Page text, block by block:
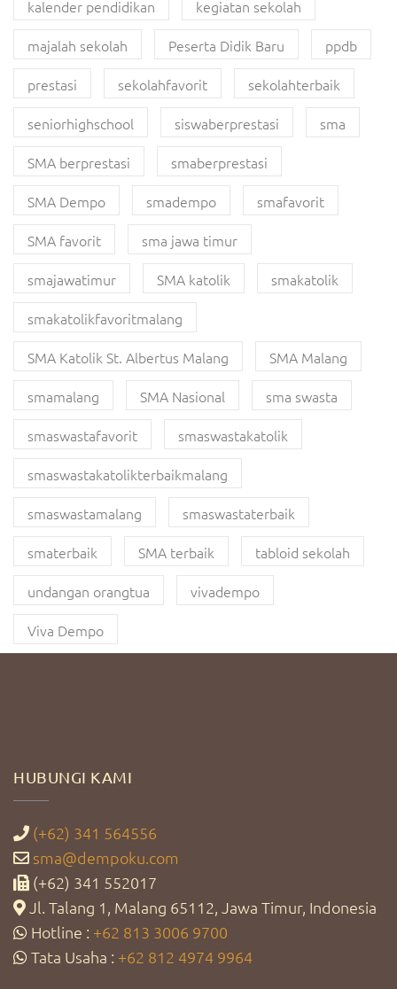
kalender pendidikan
kegiatan sekolah
majalah sekolah
Peserta Didik Baru
ppdb
prestasi
sekolahfavorit
sekolahterbaik
seniorhighschool
siswaberprestasi
sma
SMA berprestasi
smaberprestasi
SMA Dempo
smadempo
smafavorit
SMA favorit
sma jawa timur
smajawatimur
SMA katolik
smakatolik
smakatolikfavoritmalang
SMA Katolik St. Albertus Malang
SMA Malang
smamalang
SMA Nasional
sma swasta
smaswastafavorit
smaswastakatolik
smaswastakatolikterbaikmalang
smaswastamalang
smaswastaterbaik
smaterbaik
SMA terbaik
tabloid sekolah
undangan orangtua
vivadempo
Viva Dempo
HUBUNGI KAMI
(+62) 341 564556
sma@dempoku.com
(+62) 341 552017
Jl. Talang 1, Malang 65112, Jawa Timur, Indonesia
Hotline : +62 813 3006 9700
Tata Usaha : +62 812 4974 9964